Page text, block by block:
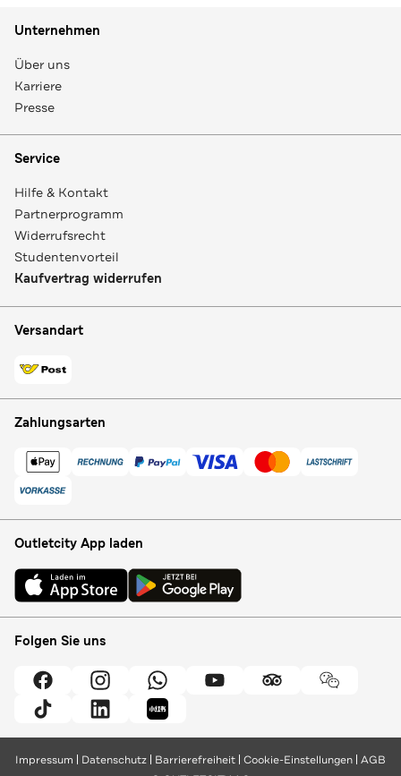
Unternehmen
Über uns
Karriere
Presse
Service
Hilfe & Kontakt
Partnerprogramm
Widerrufsrecht
Studentenvorteil
Kaufvertrag widerrufen
Versandart
Zahlungsarten
Outletcity App laden
Folgen Sie uns
Impressum Datenschutz Barrierefreiheit Cookie-Einstellungen AGB